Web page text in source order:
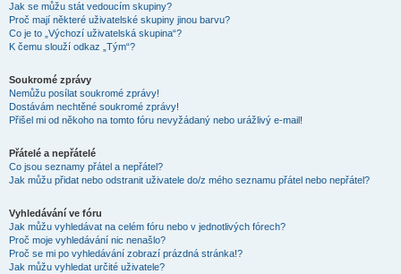
Jak se můžu stát vedoucím skupiny?
Proč mají některé uživatelské skupiny jinou barvu?
Co je to „Výchozí uživatelská skupina“?
K čemu slouží odkaz „Tým“?
Soukromé zprávy
Nemůžu posílat soukromé zprávy!
Dostávám nechtěné soukromé zprávy!
Přišel mi od někoho na tomto fóru nevyžádaný nebo urážlivý e-mail!
Přátelé a nepřátelé
Co jsou seznamy přátel a nepřátel?
Jak můžu přidat nebo odstranit uživatele do/z mého seznamu přátel nebo nepřátel?
Vyhledávání ve fóru
Jak můžu vyhledávat na celém fóru nebo v jednotlivých fórech?
Proč moje vyhledávání nic nenašlo?
Proč se mi po vyhledávání zobrazí prázdná stránka!?
Jak můžu vyhledat určité uživatele?